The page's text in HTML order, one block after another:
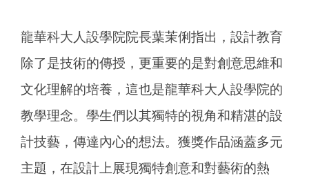
龍華科大人設學院院長葉茉俐指出，設計教育
除了是技術的傳授，更重要的是對創意思維和
文化理解的培養，這也是龍華科大人設學院的
教學理念。學生們以其獨特的視角和精湛的設
計技藝，傳達內心的想法。獲獎作品涵蓋多元
主題，在設計上展現獨特創意和對藝術的熱